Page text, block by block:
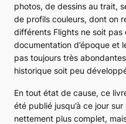
photos, de dessins au trait,
de profils couleurs, dont on
différents Flights ne soit pas
documentation d’époque et
pas toujours très
historique soit peu
En tout état de cause, ce
été publié jusqu’à ce jour
nettement plus complet,